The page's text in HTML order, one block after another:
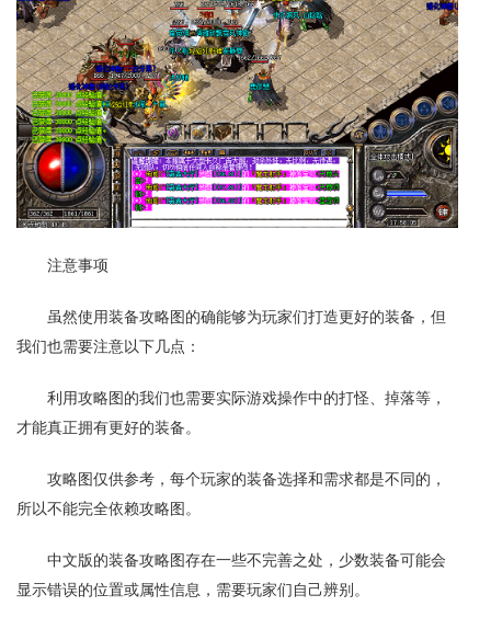
注意事项
虽然使用装备攻略图的确能够为玩家们打造更好的装备，但
我们也需要注意以下几点：
利用攻略图的我们也需要实际游戏操作中的打怪、掉落等，
才能真正拥有更好的装备。
攻略图仅供参考，每个玩家的装备选择和需求都是不同的，
所以不能完全依赖攻略图。
中文版的装备攻略图存在一些不完善之处，少数装备可能会
显示错误的位置或属性信息，需要玩家们自己辨别。